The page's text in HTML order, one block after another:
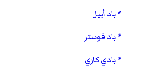
باد أبيل
باد فوستر
بادي كاري